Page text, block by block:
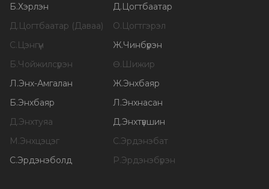
Б.Хэрлэн Д.Цогтбаатар
Д.Цогтбаатар (Даваа) О.Цогтгэрэл
С.Цэнгүүн Ж.Чинбүрэн
Б.Чойжилсүрэн Ө.Шижир
Л.Энх-Амгалан Ж.Энхбаяр
Б.Энхбаяр Л.Энхнасан
Д.Энхтуяа Д.Энхтүвшин
М.Энхцэцэг С.Эрдэнэбат
С.Эрдэнэболд Р.Эрдэнэбүрэн